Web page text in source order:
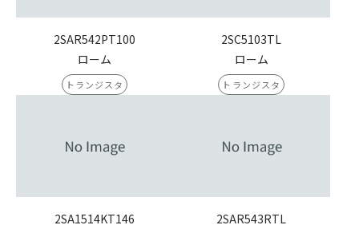
2SAR542PT100
ローム
トランジスタ
2SC5103TL
ローム
トランジスタ
2SA1514KT146
2SAR543RTL